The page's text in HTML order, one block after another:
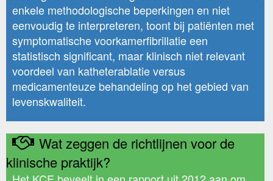
enkele methodologische beperkingen en niet
eenvoudig te interpreteren, toont bij patiënten met
symptomatische voorkamerfibrillatie een
statistisch significant, maar klinisch niet relevant
voordeel van katheterablatie versus
medicamenteuze behandeling op het gebied van
levenskwaliteit.
Wat zeggen de richtlijnen voor de
klinische praktijk?